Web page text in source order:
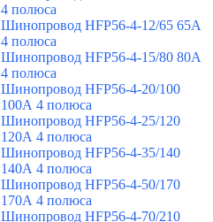
4 полюса
Шинопровод HFP56-4-12/65 65А
4 полюса
Шинопровод HFP56-4-15/80 80А
4 полюса
Шинопровод HFP56-4-20/100
100А 4 полюса
Шинопровод HFP56-4-25/120
120А 4 полюса
Шинопровод HFP56-4-35/140
140А 4 полюса
Шинопровод HFP56-4-50/170
170А 4 полюса
Шинопровод HFP56-4-70/210